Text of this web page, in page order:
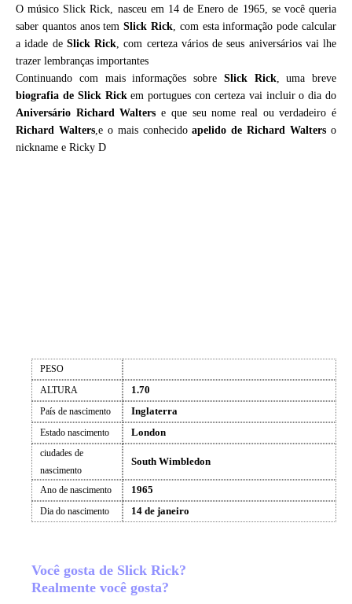
O músico Slick Rick, nasceu em 14 de Enero de 1965, se você queria
saber quantos anos temSlick Rick, com esta informação pode calcular
a idade de Slick Rick, com certeza vários de seus aniversários vai lhe
trazer lembranças importantes
Continuando com mais informações sobre Slick Rick, uma breve
biografia de Slick Rickem portugues con certeza vai incluir o dia do
Aniversário Richard Walters e que seu nome real ou verdadeiro é
Richard Walters,e o mais conhecidoapelido de Richard Walters o
nickname e Ricky D
PESO
ALTURA
1.70
País de nascimento Inglaterra
Estado nascimento London
ciudades de
nascimento
South Wimbledon
Ano de nascimento 1965
Dia do nascimento 14 de janeiro
Você gosta de Slick Rick?
Realmente você gosta?